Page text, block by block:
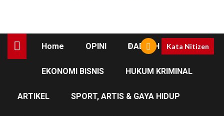
Home OPINI DAERAH
EKONOMI BISNIS HUKUM KRIMINAL
ARTIKEL SPORT, ARTIS & GAYA HIDUP
Kata Nitizen